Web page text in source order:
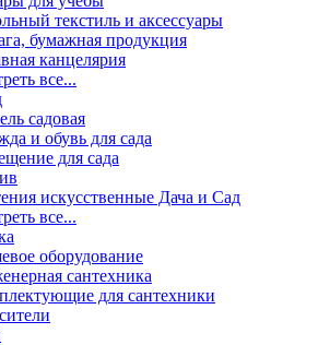
текстиль и аксессуары
бумажная продукция
канцелярия
все...
садовая
и обувь для сада
для сада
искусственные Дача и Сад
все...
оборудование
сантехника
для сантехники